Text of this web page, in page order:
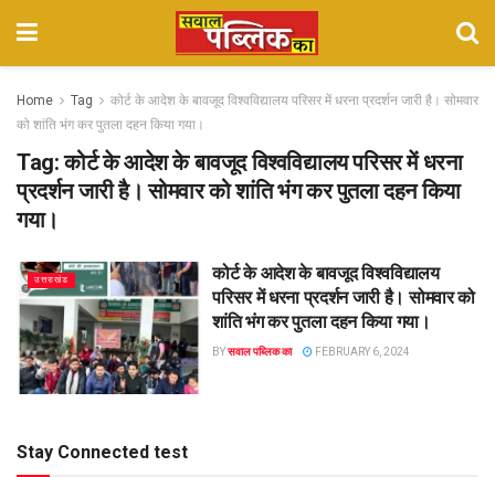
Home Tag
कोर्ट के आदेश के बावजूद विश्वविद्यालय परिसर में धरना प्रदर्शन जारी है। सोमवार
को शांति भंग कर पुतला दहन किया गया।
Tag:कोर्ट के आदेश के बावजूद विश्वविद्यालय परिसर में धरना
प्रदर्शन जारी है। सोमवार को शांति भंग कर पुतला दहन किया
गया।
उत्तराखंड
कोर्ट के आदेश के बावजूद विश्वविद्यालय
परिसर में धरना प्रदर्शन जारी है। सोमवार को
शांति भंग कर पुतला दहन किया गया।
BYसवाल पब्लिक का FEBRUARY 6, 2024
Stay Connected test